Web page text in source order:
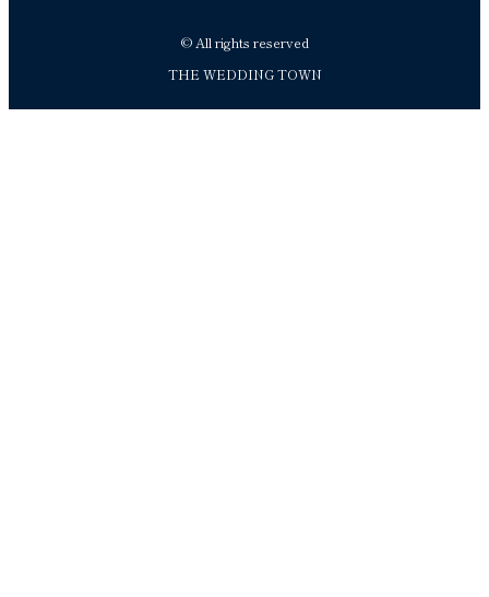
© All rights reserved
THE WEDDING TOWN